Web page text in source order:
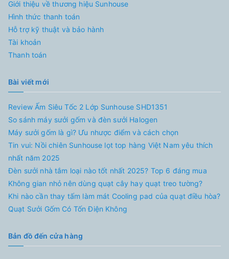
Giới thiệu về thương hiệu Sunhouse
Hình thức thanh toán
Hỗ trợ kỹ thuật và bảo hành
Tài khoản
Thanh toán
Bài viết mới
Review Ấm Siêu Tốc 2 Lớp Sunhouse SHD1351
So sánh máy sưởi gốm và đèn sưởi Halogen
Máy sưởi gốm là gì? Ưu nhược điểm và cách chọn
Tin vui: Nồi chiên Sunhouse lọt top hàng Việt Nam yêu thích
nhất năm 2025
Đèn sưởi nhà tắm loại nào tốt nhất 2025? Top 6 đáng mua
Không gian nhỏ nên dùng quạt cây hay quạt treo tường?
Khi nào cần thay tấm làm mát Cooling pad của quạt điều hòa?
Quạt Sưởi Gốm Có Tốn Điện Không
Bản đồ đến cửa hàng